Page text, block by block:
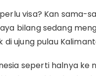
visa? Kan sama-
bilang sedang
ujung pulau
seperti halnya ke